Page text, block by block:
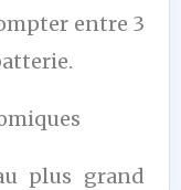
entre 3
plus grand